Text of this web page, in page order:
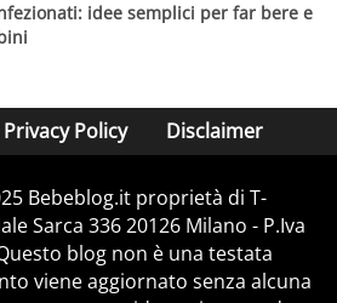
idee semplici per far bere e
Privacy Policy Disclaimer
Bebeblog.it proprietà di T-
Sarca 336 20126 Milano - P.Iva
blog non è una testata
viene aggiornato senza alcuna